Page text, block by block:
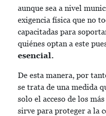
aunque sea a nivel
exigencia física que no
capacitadas para
quiénes optan a este
esencial.
De esta manera, por
se trata de una medida
solo el acceso de los
sirve para proteger a la